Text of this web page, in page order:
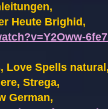
Heute Brighid,
Love Spells natural,
Strega,
German,